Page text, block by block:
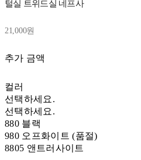
털실 트위드실 네프사
21,000원
추가 금액
컬러
선택하세요.
선택하세요.
880 블랙
980 오프화이트 (품절)
8805 앤트러사이트